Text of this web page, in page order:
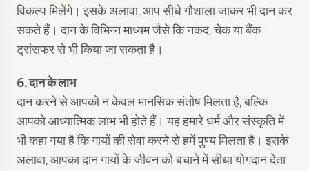
विकल्प मिलेंगे। इसके अलावा, आप सीधे गौशाला जाकर भी दान कर
सकते हैं। दान के विभिन्न माध्यम जैसे कि नकद, चेक या बैंक
ट्रांसफर से भी किया जा सकता है।
6. दान के लाभ
दान करने से आपको न केवल मानसिक संतोष मिलता है, बल्कि
आपको आध्यात्मिक लाभ भी होते हैं। यह हमारे धर्म और संस्कृति में
भी कहा गया है कि गायों की सेवा करने से हमें पुण्य मिलता है। इसके
अलावा, आपका दान गायों के जीवन को बचाने में सीधा योगदान देता